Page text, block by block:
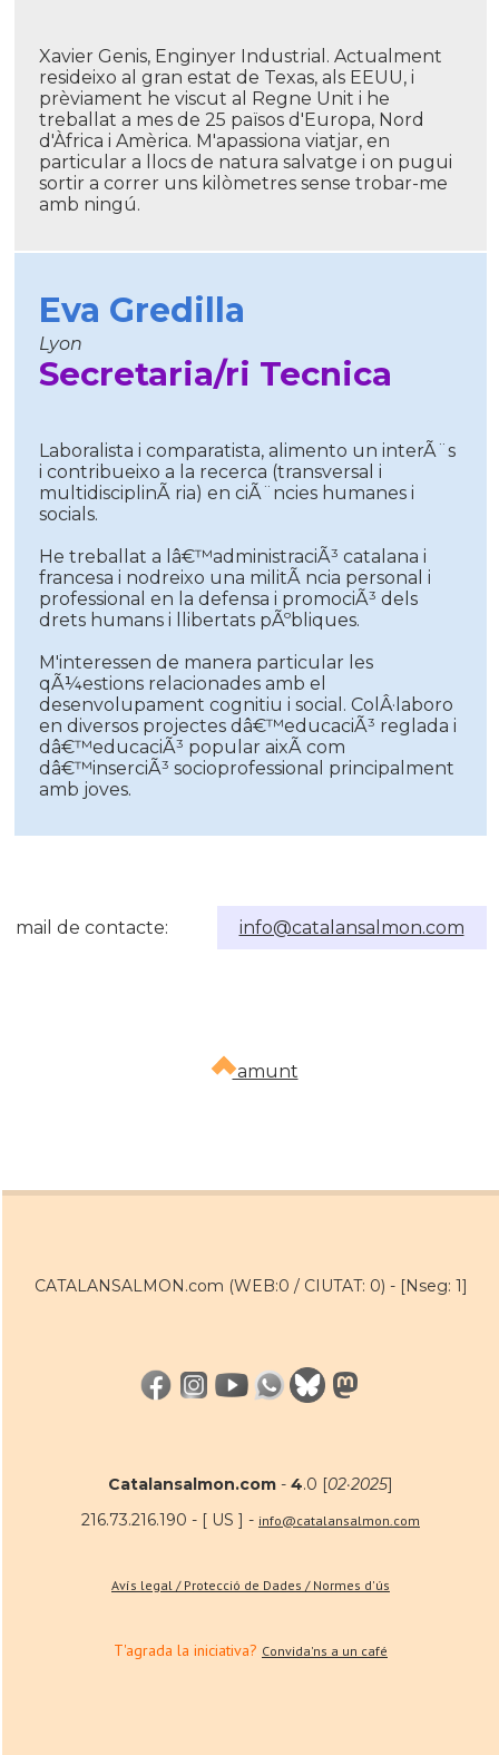
Xavier Genis, Enginyer Industrial. Actualment
resideixo al gran estat de Texas, als EEUU, i
prèviament he viscut al Regne Unit i he
treballat a mes de 25 països d'Europa, Nord
d'Àfrica i Amèrica. M'apassiona viatjar, en
particular a llocs de natura salvatge i on pugui
sortir a correr uns kilòmetres sense trobar-me
amb ningú.
Eva Gredilla
Lyon
Secretaria/ri Tecnica
Laboralista i comparatista, alimento un interÃ¨s
i contribueixo a la recerca (transversal i
multidisciplinÃ ria) en ciÃ¨ncies humanes i
socials.
He treballat a lâ€™administraciÃ³ catalana i
francesa i nodreixo una militÃ ncia personal i
professional en la defensa i promociÃ³ dels
drets humans i llibertats pÃºbliques.
M'interessen de manera particular les
qÃ¼estions relacionades amb el
desenvolupament cognitiu i social. ColÂ·laboro
en diversos projectes dâ€™educaciÃ³ reglada i
dâ€™educaciÃ³ popular aixÃ­ com
dâ€™inserciÃ³ socioprofessional principalment
amb joves.
mail de contacte: info@catalansalmon.com
amunt
CATALANSALMON.com (WEB:0 / CIUTAT: 0) - [Nseg: 1]
Catalansalmon.com - 4.0 [02·2025]
216.73.216.190 - [ US ] - info@catalansalmon.com
Avís legal / Protecció de Dades / Normes d'ús
T'agrada la iniciativa? Convida'ns a un café